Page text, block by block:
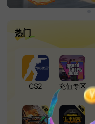
热门
CS2 充值专区